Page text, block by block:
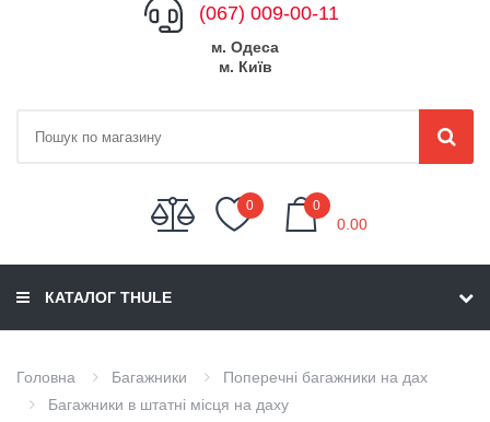
(067) 009-00-11
м. Одеса
м. Київ
0 0
0.00
КАТАЛОГ THULE
Головна Багажники
Поперечні багажники на дах
Багажники в штатні місця на даху